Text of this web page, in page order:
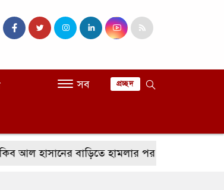
সব প্রচ্ছদ
বাড়িতে হামলার পর অতিরিক্ত পুলিশ